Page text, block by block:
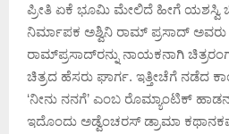
ಪ್ರೀತಿ ಏಕೆ ಭೂಮಿ ಮೇಲಿದೆ ಹೀಗೆ ಯಶಸ್ವಿ
ನಿರ್ಮಾಪಕ ಅಶ್ವಿನಿ ರಾಮ್ ಪ್ರಸಾದ್ ಅವರು
ರಾಮ್‌ಪ್ರಸಾದ್‌ರನ್ನು ನಾಯಕನಾಗಿ
ಚಿತ್ರದ ಹೆಸರು ಘಾರ್ಗ. ಇತ್ತೀಚೆಗೆ ನಡೆದ
‘ನೀನು ನನಗೆ’ ಎಂಬ ರೊಮ್ಯಾಂಟಿಕ್
ಇದೊಂದು ಅಡ್ವೆಂಚರಸ್ ಡ್ರಾಮಾ